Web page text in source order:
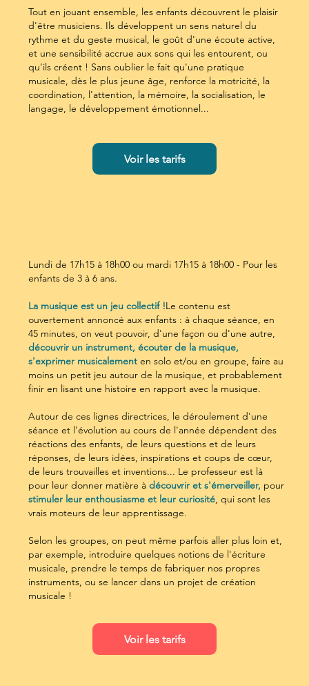
Tout en jouant ensemble, les enfants découvrent le plaisir
d'être musiciens. Ils développent un sens naturel du
rythme et du geste musical, le goût d'une écoute active,
et une sensibilité accrue aux sons qui les entourent, ou
qu'ils créent ! Sans oublier le fait qu'une pratique
musicale, dès le plus jeune âge, renforce la motricité, la
coordination, l'attention, la mémoire, la socialisation, le
langage, le développement émotionnel...
Voir les tarifs
Lundi de 17h15 à 18h00 ou mardi 17h15 à 18h00 - Pour les
enfants de 3 à 6 ans.
La musique est un jeu collectif !Le contenu est
ouvertement annoncé aux enfants : à chaque séance, en
45 minutes, on veut pouvoir, d'une façon ou d'une autre,
découvrir un instrument, écouter de la musique,
s'exprimer musicalement en solo et/ou en groupe, faire au
moins un petit jeu autour de la musique, et probablement
finir en lisant une histoire en rapport avec la musique.
Autour de ces lignes directrices, le déroulement d'une
séance et l'évolution au cours de l'année dépendent des
réactions des enfants, de leurs questions et de leurs
réponses, de leurs idées, inspirations et coups de cœur,
de leurs trouvailles et inventions... Le professeur est là
pour leur donner matière àdécouvrir et s'émerveiller, pour
stimuler leur enthousiasme et leur curiosité, qui sont les
vrais moteurs de leur apprentissage.
Selon les groupes, on peut même parfois aller plus loin et,
par exemple, introduire quelques notions de l'écriture
musicale, prendre le temps de fabriquer nos propres
instruments, ou se lancer dans un projet de création
musicale !
Voir les tarifs